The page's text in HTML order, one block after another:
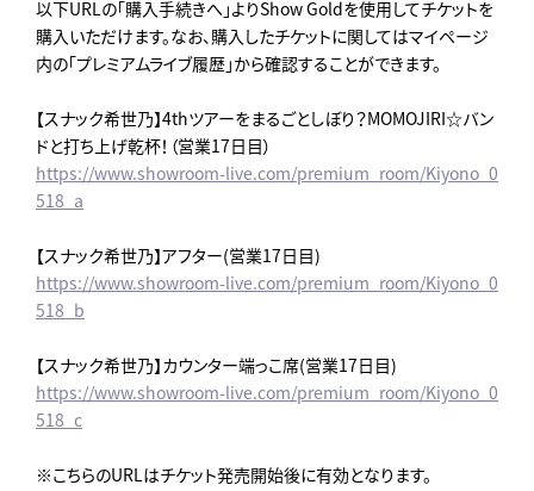
以下URLの「購入手続きへ」よりShow Goldを使用してチケットを
購入いただけます。なお、購入したチケットに関してはマイページ
内の「プレミアムライブ履歴」から確認することができます。
【スナック希世乃】4thツアーをまるごとしぼり？MOMOJIRI☆バン
ドと打ち上げ乾杯！（営業17日目）
https://www.showroom-live.com/premium_room/Kiyono_0
518_a
【スナック希世乃】アフター(営業17日目)
https://www.showroom-live.com/premium_room/Kiyono_0
518_b
【スナック希世乃】カウンター端っこ席(営業17日目)
https://www.showroom-live.com/premium_room/Kiyono_0
518_c
※こちらのURLはチケット発売開始後に有効となります。